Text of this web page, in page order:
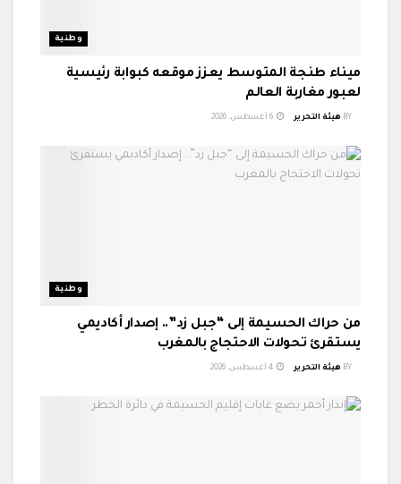
وطنية
ميناء طنجة المتوسط يعزز موقعه كبوابة رئيسية
لعبور مغاربة العالم
BY هيئة التحرير
وطنية
من حراك الحسيمة إلى “جبل زد”.. إصدار أكاديمي
يستقرئ تحولات الاحتجاج بالمغرب
BY هيئة التحرير